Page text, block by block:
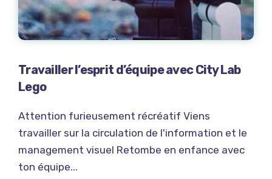
Travailler l’esprit d’équipe avec City Lab
Lego
Attention furieusement récréatif Viens
travailler sur la circulation de l'information et le
management visuel Retombe en enfance avec
ton équipe...